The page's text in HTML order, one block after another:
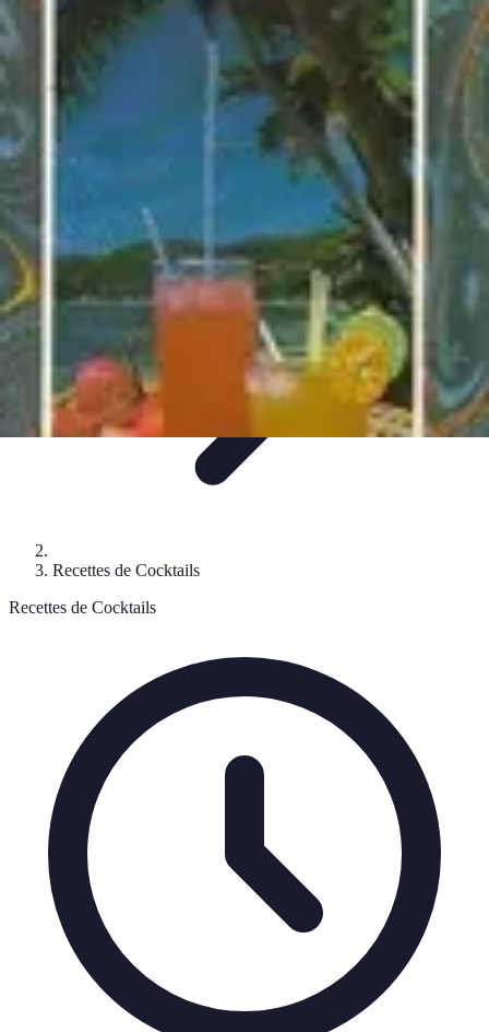
Cocktails Créatifs
Recettes de Cocktails
Techniques de Mixologie
Recettes et
Techniques Guide
Recettes de Cocktails
Recettes de Cocktails